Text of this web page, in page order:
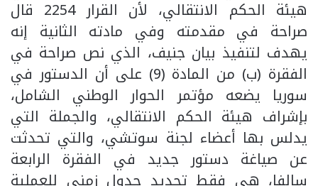
هيئة الحكم الانتقالي، لأن القرار 2254 قال
صراحة في مقدمته وفي مادته الثانية إنه
يهدف لتنفيذ بيان جنيف، الذي نص صراحة في
الفقرة (ب) من المادة (9) على أن الدستور في
سوريا يضعه مؤتمر الحوار الوطني الشامل،
بإشراف هيئة الحكم الانتقالي، والجملة التي
يدلس بها أعضاء لجنة سوتشي، والتي تحدثت
عن صياغة دستور جديد في الفقرة الرابعة
سالفا، هي فقط تحديد جدول زمني للعملية